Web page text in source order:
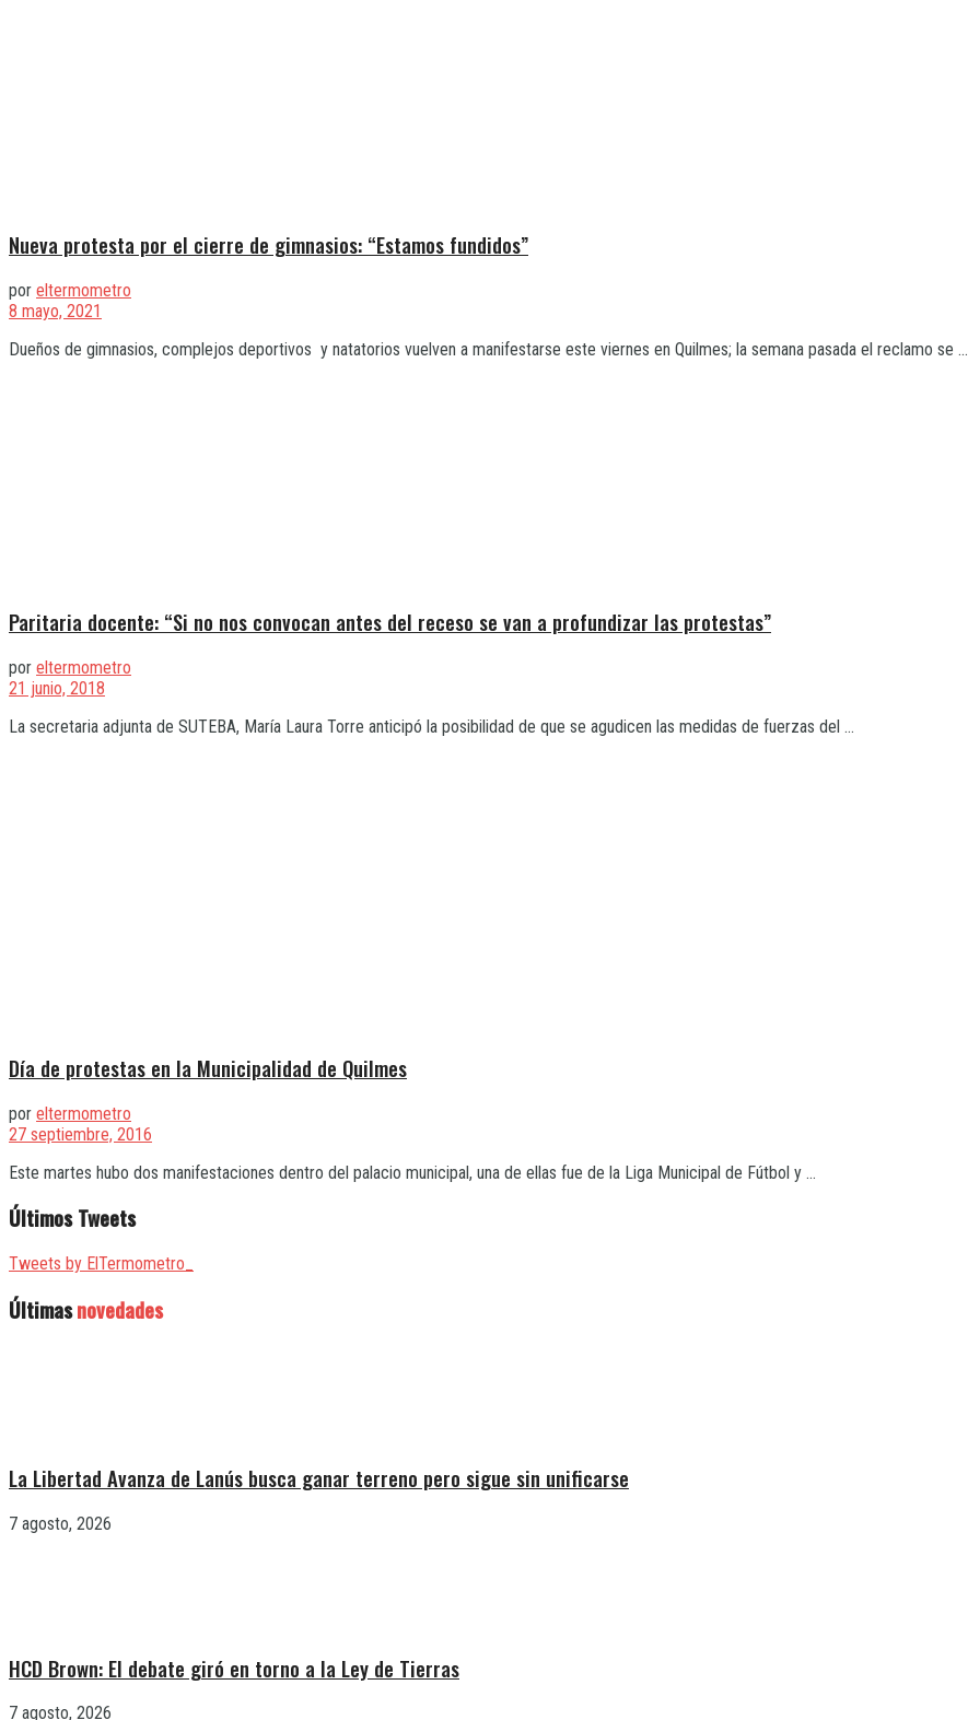
Nueva protesta por el cierre de gimnasios: “Estamos fundidos”
por eltermometro
8 mayo, 2021
Dueños de gimnasios, complejos deportivos y natatorios vuelven a manifestarse este viernes en Quilmes; la semana pasada el reclamo se ...
Paritaria docente: “Si no nos convocan antes del receso se van a profundizar las protestas”
por eltermometro
21 junio, 2018
La secretaria adjunta de SUTEBA, María Laura Torre anticipó la posibilidad de que se agudicen las medidas de fuerzas del ...
Día de protestas en la Municipalidad de Quilmes
por eltermometro
27 septiembre, 2016
Este martes hubo dos manifestaciones dentro del palacio municipal, una de ellas fue de la Liga Municipal de Fútbol y ...
Últimos Tweets
Tweets by ElTermometro_
Últimasnovedades
La Libertad Avanza de Lanús busca ganar terreno pero sigue sin unificarse
7 agosto, 2026
HCD Brown: El debate giró en torno a la Ley de Tierras
7 agosto, 2026